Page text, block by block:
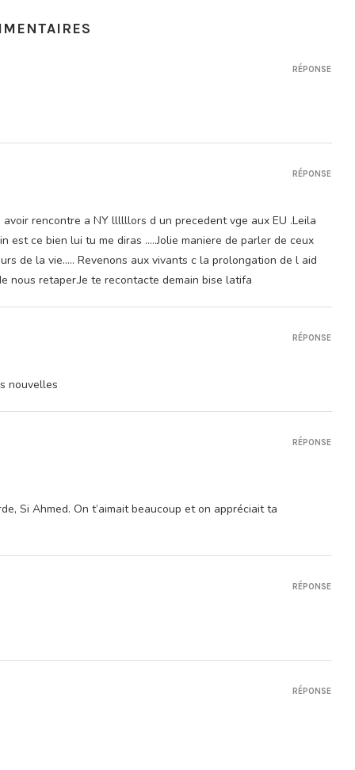
RÉPONSE
rencontre a NY llllllors d un precedent vge aux EU .Leila
est ce bien lui tu me diras …..Jolie maniere de parler de ceux
de la vie….. Revenons aux vivants c la prolongation de l aid
nous retaper.Je te recontacte demain bise latifa
RÉPONSE
nouvelles
RÉPONSE
Si Ahmed. On t’aimait beaucoup et on appréciait ta
RÉPONSE
RÉPONSE
RÉPONSE